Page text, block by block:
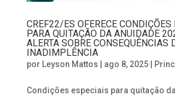
CREF22/ES OFERECE CONDIÇÕES
PARA QUITAÇÃO DA ANUIDADE
ALERTA SOBRE CONSEQUÊNCIAS
INADIMPLÊNCIA
por Leyson Mattos ago 8, 2025|
Condições especiais para quitação